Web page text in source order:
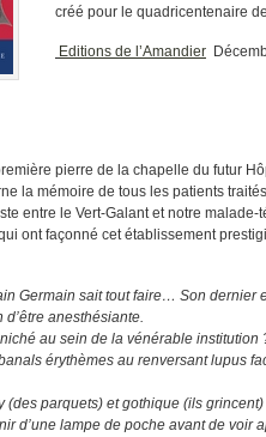
créé pour le quadricentenaire
Editions de l’Amandier
pierre de la chapelle du futur
la mémoire de tous les patients
entre le Vert-Galant et notre
ont façonné cet établissement
Germain sait tout faire… Son dernier
anesthésiante.
au sein de la vénérable
érythèmes au renversant lupus
(des parquets) et gothique (ils
d’une lampe de poche avant de